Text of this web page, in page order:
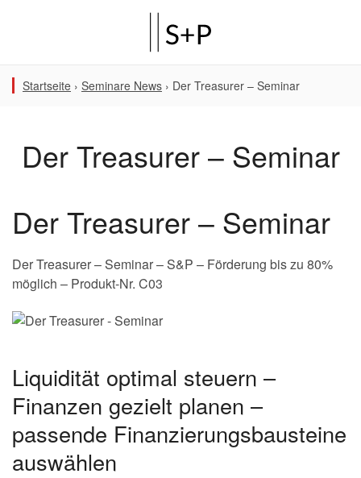
Startseite › Seminare News › Der Treasurer – Seminar
Der Treasurer – Seminar
Der Treasurer – Seminar
Der Treasurer – Seminar – S&P – Förderung bis zu 80%
möglich – Produkt-Nr. C03
Liquidität optimal steuern –
Finanzen gezielt planen –
passende Finanzierungsbausteine
auswählen